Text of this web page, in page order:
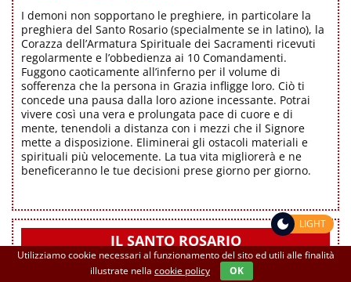
I demoni non sopportano le preghiere, in particolare la
preghiera del Santo Rosario (specialmente se in latino), la
Corazza dell’Armatura Spirituale dei Sacramenti ricevuti
regolarmente e l’obbedienza ai 10 Comandamenti.
Fuggono caoticamente all’inferno per il volume di
sofferenza che la persona in Grazia infligge loro. Ciò ti
concede una pausa dalla loro azione incessante. Potrai
vivere così una vera e prolungata pace di cuore e di
mente, tenendoli a distanza con i mezzi che il Signore
mette a disposizione. Eliminerai gli ostacoli materiali e
spirituali più velocemente. La tua vita migliorerà e ne
beneficeranno le tue decisioni prese giorno per giorno.
IL SANTO ROSARIO
15 Promessedella Beata Vergine Maria a
Utilizziamo cookie necessari al funzionamento del sito ed utili alle finalità
illustrate nella cookie policy OK
LIGHT